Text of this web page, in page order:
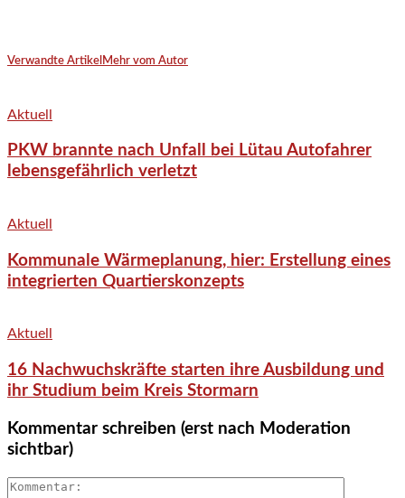
Verwandte Artikel Mehr vom Autor
Aktuell
PKW brannte nach Unfall bei Lütau Autofahrer
lebensgefährlich verletzt
Aktuell
Kommunale Wärmeplanung, hier: Erstellung eines
integrierten Quartierskonzepts
Aktuell
16 Nachwuchskräfte starten ihre Ausbildung und
ihr Studium beim Kreis Stormarn
Kommentar schreiben (erst nach Moderation
sichtbar)